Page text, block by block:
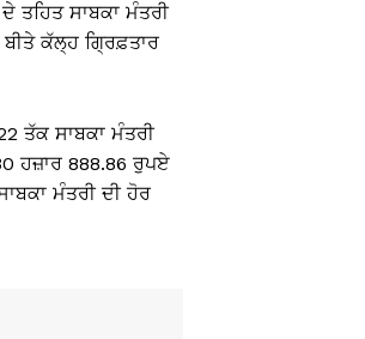
ਤਹਿਤ ਸਾਬਕਾ ਮੰਤਰੀ
ਕੱਲ੍ਹ ਗ੍ਰਿਫ਼ਤਾਰ
ਤੱਕ ਸਾਬਕਾ ਮੰਤਰੀ
ਹਜ਼ਾਰ 888.86 ਰੁਪਏ
ਮੰਤਰੀ ਦੀ ਹੋਰ